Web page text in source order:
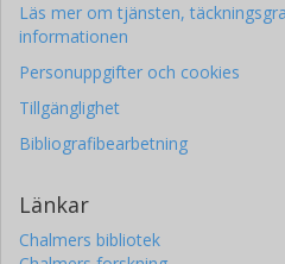
Läs mer om tjänsten,
informationen
Personuppgifter och cookies
Tillgänglighet
Bibliografibearbetning
Länkar
Chalmers bibliotek